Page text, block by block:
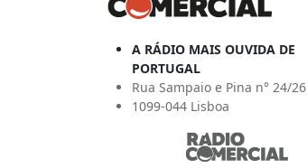
A RÁDIO MAIS OUVIDA DE
PORTUGAL
Rua Sampaio e Pina n° 24/26
1099-044 Lisboa